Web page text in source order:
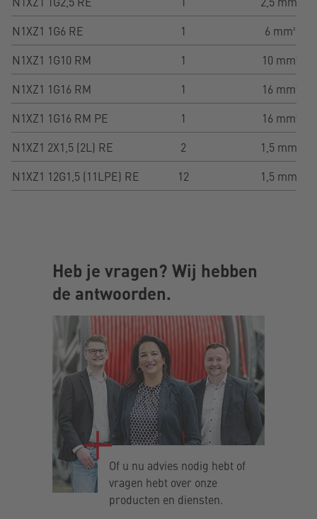
N1XZ1 1G6 RE
1
6 mm²
N1XZ1 1G10 RM
1
10 mm²
N1XZ1 1G16 RM
1
16 mm²
N1XZ1 1G16 RM PE
1
16 mm²
N1XZ1 2X1,5 (2L) RE
2
1,5 mm²
N1XZ1 12G1,5 (11LPE) RE
12 1,5 mm²
Heb je vragen? Wij hebben
de antwoorden.
Of u nu advies nodig hebt of
vragen hebt over onze
producten en diensten.